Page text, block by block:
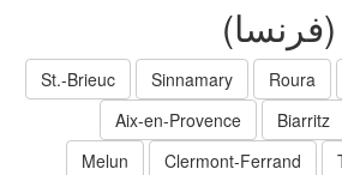
Roura
Sinnamary
St.-Brieuc
Aix-en-Provence
Clermont-Ferrand
Melun